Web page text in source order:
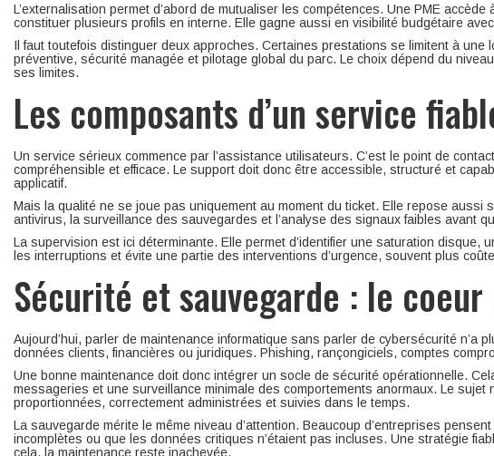
L’externalisation permet d’abord de mutualiser les compétences. Une PME
constituer plusieurs profils en interne. Elle gagne aussi en visibilité budgétaire
Il faut toutefois distinguer deux approches. Certaines prestations se limitent à
préventive, sécurité managée et pilotage global du parc. Le choix dépend du
ses limites.
Les composants d’un service
Un service sérieux commence par l’assistance utilisateurs. C’est le point de
compréhensible et efficace. Le support doit donc être accessible, structuré et
applicatif.
Mais la qualité ne se joue pas uniquement au moment du ticket. Elle repose
antivirus, la surveillance des sauvegardes et l’analyse des signaux faibles avant
La supervision est ici déterminante. Elle permet d’identifier une saturation
les interruptions et évite une partie des interventions d’urgence, souvent plus
Sécurité et sauvegarde : le
Aujourd’hui, parler de maintenance informatique sans parler de cybersécurité
données clients, financières ou juridiques. Phishing, rançongiciels, comptes
Une bonne maintenance doit donc intégrer un socle de sécurité opérationnelle.
messageries et une surveillance minimale des comportements anormaux. Le
proportionnées, correctement administrées et suivies dans le temps.
La sauvegarde mérite le même niveau d’attention. Beaucoup d’entreprises
incomplètes ou que les données critiques n’étaient pas incluses. Une stratégie
cela, la maintenance reste inachevée.